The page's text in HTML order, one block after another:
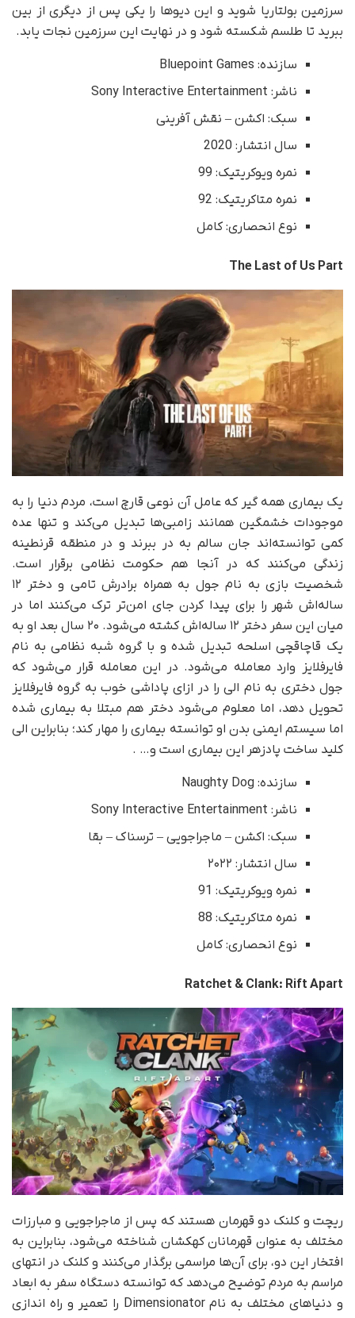
سرزمین بولتاریا شوید و این دیوها را یکی پس از دیگری از بین
ببرید تا طلسم شکسته شود و در نهایت این سرزمین نجات یابد.
سازنده: Bluepoint Games
ناشر: Sony Interactive Entertainment
سبک: اکشن – نقش آفرینی
سال انتشار: 2020
نمره ویوکریتیک: 99
نمره متاکریتیک: 92
نوع انحصاری: کامل
The Last of Us Part
یک بیماری همه گیر که عامل آن نوعی قارچ است، مردم دنیا را به
موجودات خشمگین همانند زامبی‌ها تبدیل می‌کند و تنها عده
کمی توانسته‌اند جان سالم به در ببرند و در منطقه قرنطینه
زندگی می‌کنند که در آنجا هم حکومت نظامی برقرار است.
شخصیت بازی به نام جول به همراه برادرش تامی و دختر ۱۲
ساله‌اش شهر را برای پیدا کردن جای امن‌تر ترک می‌کنند اما در
میان این سفر دختر ۱۲ ساله‌اش کشته می‌شود. ۲۰ سال بعد او به
یک قاچاقچی اسلحه تبدیل شده و با گروه شبه نظامی به نام
فایرفلایز وارد معامله می‌شود. در این معامله قرار می‌شود که
جول دختری به نام الی را در ازای پاداشی خوب به گروه فایرفلایز
تحویل دهد، اما معلوم می‌شود دختر هم مبتلا به بیماری شده
اما سیستم ایمنی بدن او توانسته بیماری را مهار کند؛ بنابراین الی
کلید ساخت پادزهر این بیماری است و… .
سازنده: Naughty Dog
ناشر: Sony Interactive Entertainment
سبک: اکشن – ماجراجویی – ترسناک – بقا
سال انتشار: ۲۰۲۲
نمره ویوکریتیک: 91
نمره متاکریتیک: 88
نوع انحصاری: کامل
Ratchet & Clank: Rift Apart
ریچت و کلنک دو قهرمان هستند که پس از ماجراجویی و مبارزات
مختلف به عنوان قهرمانان کهکشان شناخته می‌شود، بنابراین به
افتخار این دو، برای آن‌ها مراسمی برگذار می‌کنند و کلنک در انتهای
مراسم به مردم توضیح می‌دهد که توانسته دستگاه سفر به ابعاد
و دنیاهای مختلف به نام Dimensionator را تعمیر و راه اندازی